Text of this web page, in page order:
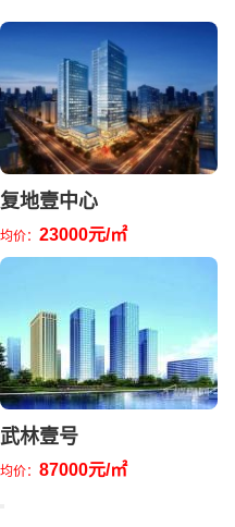
复地壹中心
均价： 23000元/㎡
武林壹号
均价： 87000元/㎡